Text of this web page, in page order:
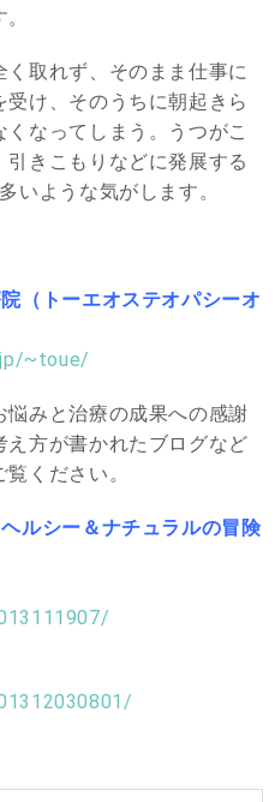
取れず、そのまま仕事に
け、そのうちに朝起きら
なってしまう。うつがこ
きこもりなどに発展する
いような気がします。
（トーエオステオパシーオ
~toue/
悩みと治療の成果への感謝
方が書かれたブログなど
ください。
ルシー＆ナチュラルの冒険